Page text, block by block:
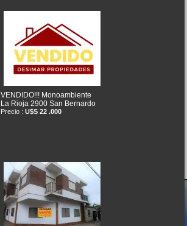
VENDIDO!!! Monoambiente
La Rioja 2900 San Bernardo
Precio : U$S 22 .000